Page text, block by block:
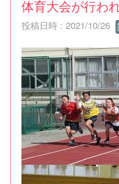
体育大会が行わ
投稿日時 : 2021/10/26